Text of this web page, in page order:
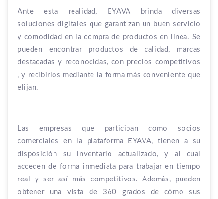
Ante esta realidad, EYAVA brinda diversas
soluciones digitales que garantizan un buen servicio
y comodidad en la compra de productos en línea. Se
pueden encontrar productos de calidad, marcas
destacadas y reconocidas, con precios competitivos
, y recibirlos mediante la forma más conveniente que
elijan.
Las empresas que participan como socios
comerciales en la plataforma EYAVA, tienen a su
disposición su inventario actualizado, y al cual
acceden de forma inmediata para trabajar en tiempo
real y ser así más competitivos. Además, pueden
obtener una vista de 360 grados de cómo sus